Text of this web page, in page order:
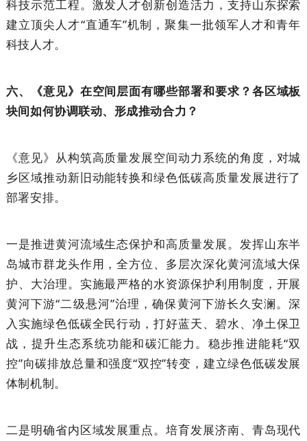
科技示范工程。激发人才创新创造活力，支持山东探索
建立顶尖人才“直通车”机制，聚集一批领军人才和青年
科技人才。
六、《意见》在空间层面有哪些部署和要求？各区域板
块间如何协调联动、形成推动合力？
《意见》从构筑高质量发展空间动力系统的角度，对城
乡区域推动新旧动能转换和绿色低碳高质量发展进行了
部署安排。
一是推进黄河流域生态保护和高质量发展。发挥山东半
岛城市群龙头作用，全方位、多层次深化黄河流域大保
护、大治理。实施最严格的水资源保护利用制度，开展
黄河下游“二级悬河”治理，确保黄河下游长久安澜。深
入实施绿色低碳全民行动，打好蓝天、碧水、净土保卫
战，提升生态系统功能和碳汇能力。稳步推进能耗“双
控”向碳排放总量和强度“双控”转变，建立绿色低碳发展
体制机制。
二是明确省内区域发展重点。培育发展济南、青岛现代